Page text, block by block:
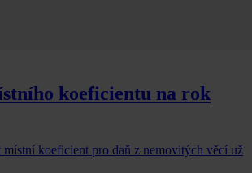
koeficientu na rok
místní koeficient pro daň z nemovitých věcí už